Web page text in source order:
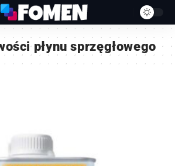
płynu sprzęgłowego